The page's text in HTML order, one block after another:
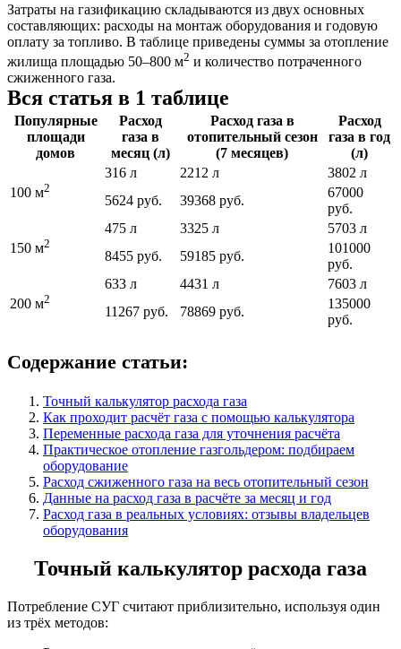
Затраты на газификацию складываются из двух основных
составляющих: расходы на монтаж оборудования и годовую
оплату за топливо. В таблице приведены суммы за отопление
жилища площадью 50–800 м2 и количество потраченного
сжиженного газа.
Вся статья в 1 таблице
Популярные
площади
домов
Расход
газа в
месяц (л)
Расход газа в
отопительный сезон
(7 месяцев)
Расход
газа в год
(л)
100 м2
316 л 2212 л
3802 л
5624 руб.
39368 руб.
67000
руб.
150 м2
475 л 3325 л
5703 л
8455 руб.
59185 руб.
101000
руб.
200 м2
633 л 4431 л
7603 л
11267 руб.
78869 руб.
135000
руб.
Содержание статьи:
Точный калькулятор расхода газа
Как проходит расчёт газа с помощью калькулятора
Переменные расхода газа для уточнения расчёта
Практическое отопление газгольдером: подбираем
оборудование
Расход сжиженного газа на весь отопительный сезон
Данные на расход газа в расчёте за месяц и год
Расход газа в реальных условиях: отзывы владельцев
оборудования
Точный калькулятор расхода газа
Потребление СУГ считают приблизительно, используя один
из трёх методов: